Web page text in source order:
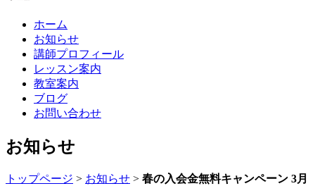
ホーム
お知らせ
講師プロフィール
レッスン案内
教室案内
ブログ
お問い合わせ
お知らせ
トップページ > お知らせ > 春の入会金無料キャンペーン 3月